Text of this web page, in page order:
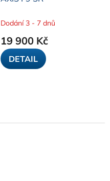
Dodání 3 - 7 dnů
19 900 Kč
DETAIL